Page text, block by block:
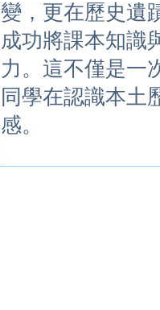
變，更在歷史遺
成功將課本知識
力。這不僅是一
同學在認識本土
感。